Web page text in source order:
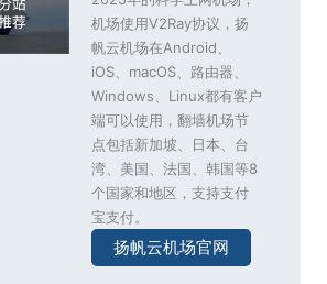
机场使用V2Ray协议，扬
帆云机场在Android、
iOS、macOS、路由器、
Windows、Linux都有客户
端可以使用，翻墙机场节
点包括新加坡、日本、台
湾、美国、法国、韩国等8
个国家和地区，支持支付
宝支付。
扬帆云机场官网